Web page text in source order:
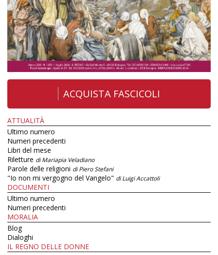
ACQUISTA FASCICOLI
ATTUALITÀ
Ultimo numero
Numeri precedenti
Libri del mese
Riletture di Mariapia Veladiano
Parole delle religioni di Piero Stefani
"Io non mi vergogno del Vangelo" di Luigi Accattoli
DOCUMENTI
Ultimo numero
Numeri precedenti
MORALIA
Blog
Dialoghi
IL REGNO DELLE DONNE